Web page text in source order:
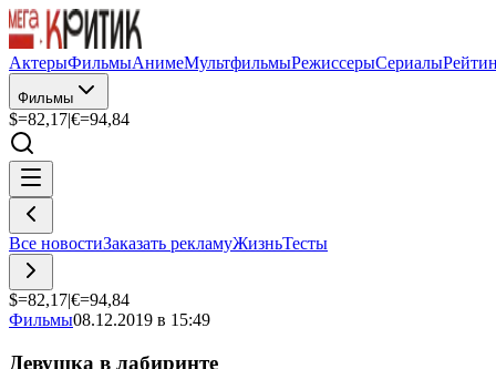
АктерыФильмыАнимеМультфильмыРежиссерыСериалы
Фильмы
$=82,17|€=94,84
Все новостиЗаказать рекламуЖизньТесты
$=82,17|€=94,84
Фильмы08.12.2019 в 15:49
Девушка в лабиринте